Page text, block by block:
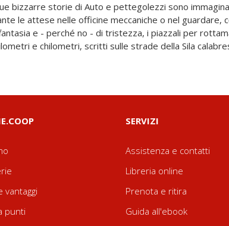
bizzarre storie di Auto e pettegolezzi sono
le attese nelle officine meccaniche o nel guardare,
e - perché no - di tristezza, i piazzali per
e chilometri, scritti sulle strade della Sila
il libro due fatti forse effettivamente accaduti,
e la sua Nivi njura, l'altro nel trapanese con la Nivi
vantaggi
punti
SERVIZI
Assistenza e contatti
Libreria online
Prenota e ritira
Guida all'ebook